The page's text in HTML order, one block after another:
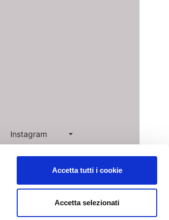
Accetta tutti i cookie
Accetta selezionati
Instagram
Pinterest